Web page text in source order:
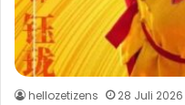
hellozetizens 28 Juli 2026